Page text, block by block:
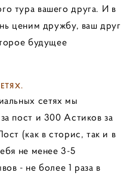
тура вашего друга. И в
ценим дружбу, ваш друг
будущее
сетях мы
пост и 300 Астиков за
(как в сторис, так и в
не менее 3-5
- не более 1 раза в